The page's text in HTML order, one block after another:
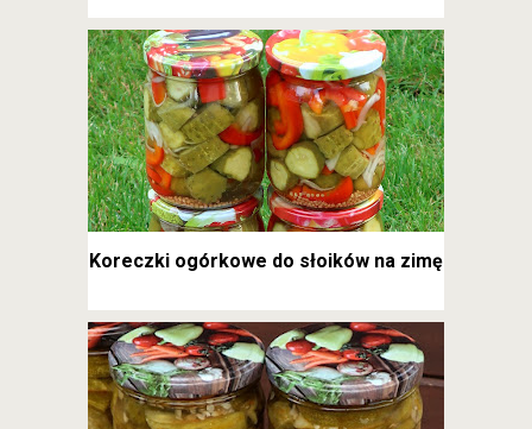
Koreczki ogórkowe do słoików na zimę